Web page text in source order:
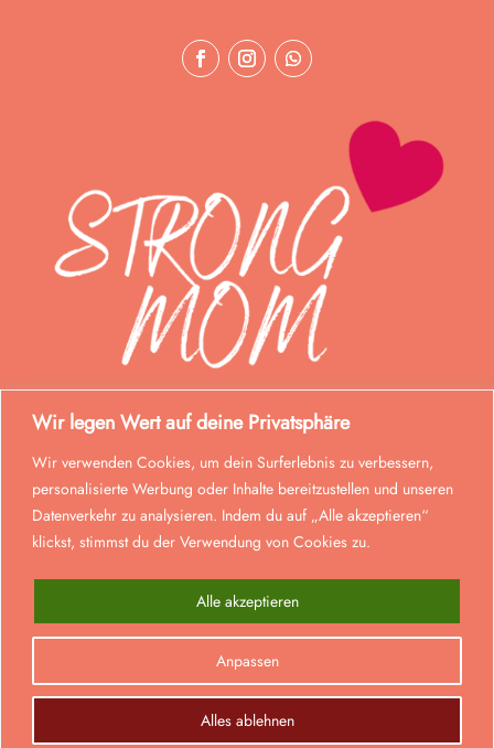
Wir legen Wert auf deine Privatsphäre
Wir verwenden Cookies, um dein Surferlebnis zu verbessern,
personalisierte Werbung oder Inhalte bereitzustellen und unseren
Datenverkehr zu analysieren. Indem du auf „Alle akzeptieren“
klickst, stimmst du der Verwendung von Cookies zu.
Anpassen
Alles ablehnen
Alle akzeptieren
© Strong Mom 2026. Alle Rechte vorbehalten.
Realisiert von
Alle Preise inkl. der gesetzlichen MwSt.
VERTRAG WIDERRUFEN